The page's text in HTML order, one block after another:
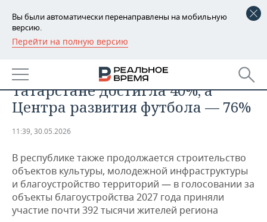
Вы были автоматически перенаправлены на мобильную
версию.
Перейти на полную версию
РЕГИОНЫ
БАШКОРТОСТАН
ТАТАРСТАН
НОВОСТИ
АНАЛИТИКА
ДЕКЛАРАЦИИ О ДОХОДАХ
КОРОЛИ ГОСЗАКАЗА ПФО
ВУЗЫ ТАТАРСТАНА
НОВОСТИ ЭКОНОМИКИ
ФИНАНСЫ
БАНКИ
ПРОМЫШЛЕННОСТЬ
НОВОСТИ
ПРОМЫШЛЕННОСТИ
АГРОПРОМ
НЕДВИЖИМОСТЬ
НОВОСТИ НЕДВИЖИМОСТИ
АВТО
Готовность новых школ в
Татарстане достигла 40%, а
Центра развития футбола — 76%
11:39, 30.05.2026
В республике также продолжается строительство
объектов культуры, молодежной инфраструктуры
и благоустройство территорий — в голосовании за
объекты благоустройства 2027 года приняли
участие почти 392 тысячи жителей региона